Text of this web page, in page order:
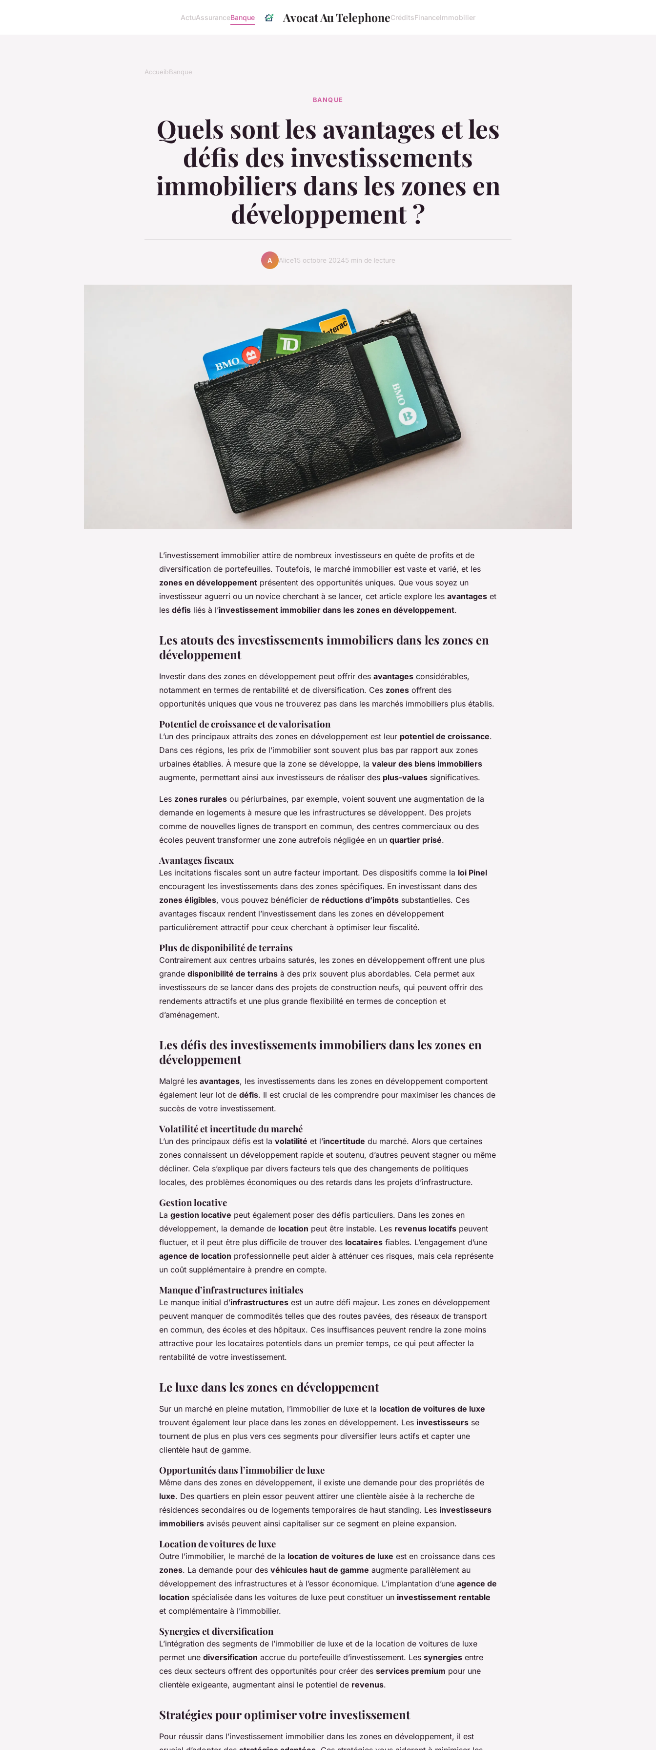
ActuAssuranceBanque Avocat Au TelephoneCréditsFinanceImmobilier
Accueil›Banque
BANQUE
Quels sont les avantages et les
défis des investissements
immobiliers dans les zones en
développement ?
A Alice15 octobre 20245 min de lecture
L’investissement immobilier attire de nombreux investisseurs en quête de profits et de
diversification de portefeuilles. Toutefois, le marché immobilier est vaste et varié, et les
zones en développement présentent des opportunités uniques. Que vous soyez un
investisseur aguerri ou un novice cherchant à se lancer, cet article explore les avantages et
les défis liés à l’investissement immobilier dans les zones en développement.
Les atouts des investissements immobiliers dans les zones en
développement
Investir dans des zones en développement peut offrir des avantages considérables,
notamment en termes de rentabilité et de diversification. Ces zones offrent des
opportunités uniques que vous ne trouverez pas dans les marchés immobiliers plus établis.
Potentiel de croissance et de valorisation
L’un des principaux attraits des zones en développement est leur potentiel de croissance.
Dans ces régions, les prix de l’immobilier sont souvent plus bas par rapport aux zones
urbaines établies. À mesure que la zone se développe, la valeur des biens immobiliers
augmente, permettant ainsi aux investisseurs de réaliser des plus-values significatives.
Les zones rurales ou périurbaines, par exemple, voient souvent une augmentation de la
demande en logements à mesure que les infrastructures se développent. Des projets
comme de nouvelles lignes de transport en commun, des centres commerciaux ou des
écoles peuvent transformer une zone autrefois négligée en un quartier prisé.
Avantages fiscaux
Les incitations fiscales sont un autre facteur important. Des dispositifs comme la loi Pinel
encouragent les investissements dans des zones spécifiques. En investissant dans des
zones éligibles, vous pouvez bénéficier de réductions d’impôts substantielles. Ces
avantages fiscaux rendent l’investissement dans les zones en développement
particulièrement attractif pour ceux cherchant à optimiser leur fiscalité.
Plus de disponibilité de terrains
Contrairement aux centres urbains saturés, les zones en développement offrent une plus
grande disponibilité de terrains à des prix souvent plus abordables. Cela permet aux
investisseurs de se lancer dans des projets de construction neufs, qui peuvent offrir des
rendements attractifs et une plus grande flexibilité en termes de conception et
d’aménagement.
Les défis des investissements immobiliers dans les zones en
développement
Malgré les avantages, les investissements dans les zones en développement comportent
également leur lot de défis. Il est crucial de les comprendre pour maximiser les chances de
succès de votre investissement.
Volatilité et incertitude du marché
L’un des principaux défis est la volatilité et l’incertitude du marché. Alors que certaines
zones connaissent un développement rapide et soutenu, d’autres peuvent stagner ou même
décliner. Cela s’explique par divers facteurs tels que des changements de politiques
locales, des problèmes économiques ou des retards dans les projets d’infrastructure.
Gestion locative
La gestion locative peut également poser des défis particuliers. Dans les zones en
développement, la demande de location peut être instable. Les revenus locatifs peuvent
fluctuer, et il peut être plus difficile de trouver des locataires fiables. L’engagement d’une
agence de location professionnelle peut aider à atténuer ces risques, mais cela représente
un coût supplémentaire à prendre en compte.
Manque d’infrastructures initiales
Le manque initial d’infrastructures est un autre défi majeur. Les zones en développement
peuvent manquer de commodités telles que des routes pavées, des réseaux de transport
en commun, des écoles et des hôpitaux. Ces insuffisances peuvent rendre la zone moins
attractive pour les locataires potentiels dans un premier temps, ce qui peut affecter la
rentabilité de votre investissement.
Le luxe dans les zones en développement
Sur un marché en pleine mutation, l’immobilier de luxe et la location de voitures de luxe
trouvent également leur place dans les zones en développement. Les investisseurs se
tournent de plus en plus vers ces segments pour diversifier leurs actifs et capter une
clientèle haut de gamme.
Opportunités dans l’immobilier de luxe
Même dans des zones en développement, il existe une demande pour des propriétés de
luxe. Des quartiers en plein essor peuvent attirer une clientèle aisée à la recherche de
résidences secondaires ou de logements temporaires de haut standing. Les investisseurs
immobiliers avisés peuvent ainsi capitaliser sur ce segment en pleine expansion.
Location de voitures de luxe
Outre l’immobilier, le marché de la location de voitures de luxe est en croissance dans ces
zones. La demande pour des véhicules haut de gamme augmente parallèlement au
développement des infrastructures et à l’essor économique. L’implantation d’une agence de
location spécialisée dans les voitures de luxe peut constituer un investissement rentable
et complémentaire à l’immobilier.
Synergies et diversification
L’intégration des segments de l’immobilier de luxe et de la location de voitures de luxe
permet une diversification accrue du portefeuille d’investissement. Les synergies entre
ces deux secteurs offrent des opportunités pour créer des services premium pour une
clientèle exigeante, augmentant ainsi le potentiel de revenus.
Stratégies pour optimiser votre investissement
Pour réussir dans l’investissement immobilier dans les zones en développement, il est